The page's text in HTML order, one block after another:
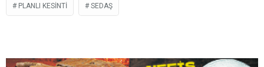
PLANLI KESINTI SEDAŞ